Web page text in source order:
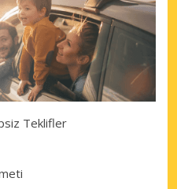
Teklifler
erişim sağlayın